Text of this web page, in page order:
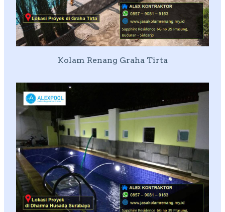
Kolam Renang Graha Tirta